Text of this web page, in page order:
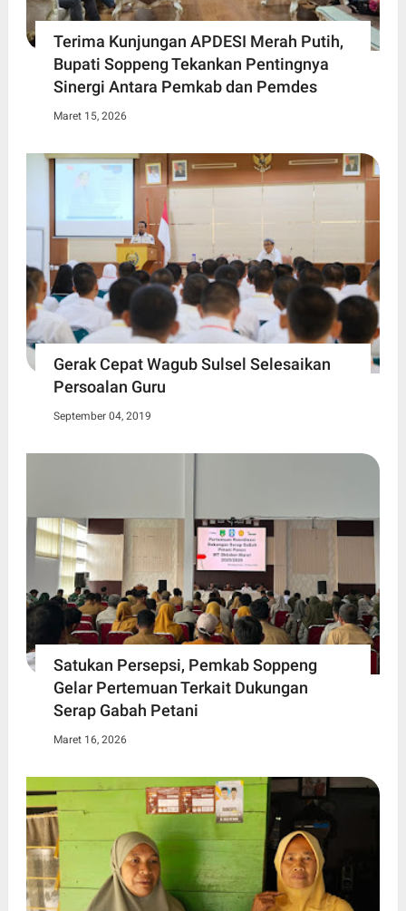
Terima Kunjungan APDESI Merah Putih,
Bupati Soppeng Tekankan Pentingnya
Sinergi Antara Pemkab dan Pemdes
Maret 15, 2026
Gerak Cepat Wagub Sulsel Selesaikan
Persoalan Guru
September 04, 2019
Satukan Persepsi, Pemkab Soppeng
Gelar Pertemuan Terkait Dukungan
Serap Gabah Petani
Maret 16, 2026